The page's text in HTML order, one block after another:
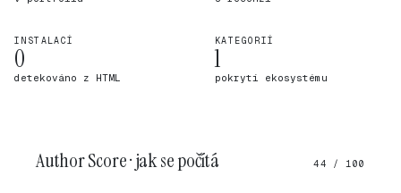
INSTALACÍ
0
detekováno z HTML
KATEGORIÍ
1
pokrytí ekosystému
Author Score · jak se počítá 44 / 100